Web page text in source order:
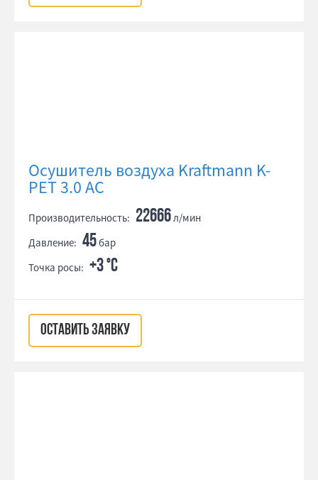
Осушитель воздуха Kraftmann K-
PET 3.0 AC
Производительность: 22666л/мин
Давление: 45бар
Точка росы: +3 °С
ОСТАВИТЬ ЗАЯВКУ